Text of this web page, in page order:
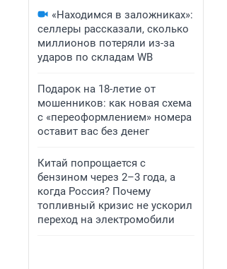
«Находимся в заложниках»:
селлеры рассказали, сколько
миллионов потеряли из-за
ударов по складам WB
Подарок на 18-летие от
мошенников: как новая схема
с «переоформлением» номера
оставит вас без денег
Китай попрощается с
бензином через 2–3 года, а
когда Россия? Почему
топливный кризис не ускорил
переход на электромобили